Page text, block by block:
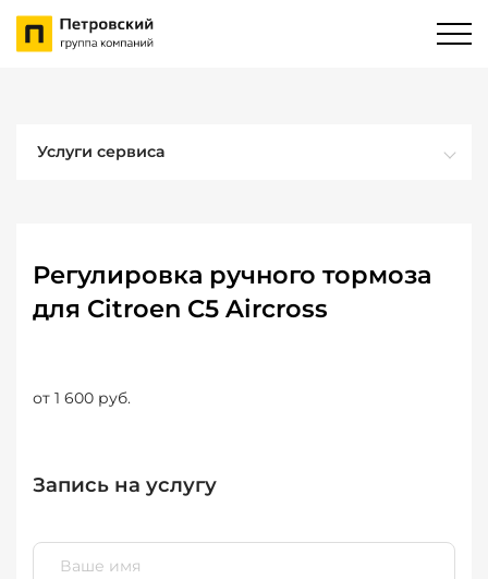
Услуги сервиса
Регулировка ручного тормоза
для Citroen C5 Aircross
от 1 600 руб.
Запись на услугу